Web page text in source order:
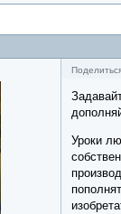
Уроки